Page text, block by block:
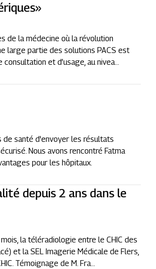
de la médecine où la révolution
large partie des solutions PACS est
et d’usage, au nivea...
de santé d'envoyer les résultats
Nous avons rencontré Fatma
pour les hôpitaux.
depuis 2 ans dans le
la téléradiologie entre le CHIC des
et la SEL Imagerie Médicale de Flers,
Témoignage de M. Fra...